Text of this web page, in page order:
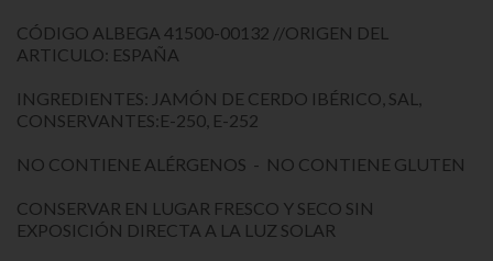
CÓDIGO ALBEGA 41500-00132 //ORIGEN DEL
ARTICULO: ESPAÑA
INGREDIENTES: JAMÓN DE CERDO IBÉRICO, SAL,
CONSERVANTES:E-250, E-252
NO CONTIENE ALÉRGENOS - NO CONTIENE GLUTEN
CONSERVAR EN LUGAR FRESCO Y SECO SIN
EXPOSICIÓN DIRECTA A LA LUZ SOLAR